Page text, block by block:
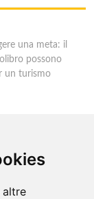
altre
una meta: il
possono
un turismo
Lago di Garda
del rosé
della
di Garda. Il 23
operatori.